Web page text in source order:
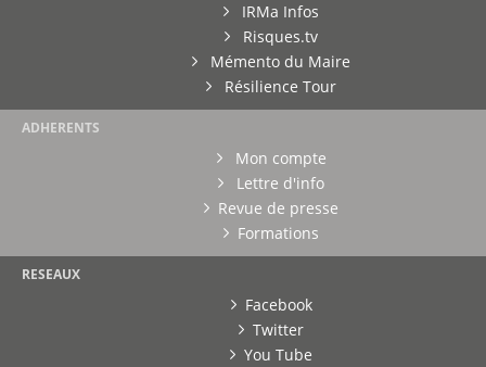
IRMa Infos
Risques.tv
Mémento du Maire
Résilience Tour
ADHERENTS
Mon compte
Lettre d'info
Revue de presse
Formations
RESEAUX
Facebook
Twitter
You Tube